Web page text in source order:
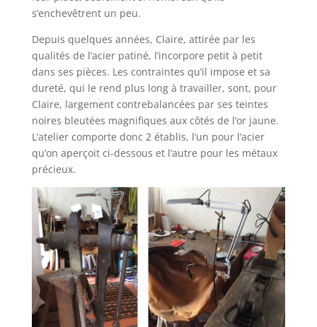
s’enchevêtrent un peu.
Depuis quelques années, Claire, attirée par les
qualités de l’acier patiné, l’incorpore petit à petit
dans ses pièces. Les contraintes qu’il impose et sa
dureté, qui le rend plus long à travailler, sont, pour
Claire, largement contrebalancées par ses teintes
noires bleutées magnifiques aux côtés de l’or jaune.
L’atelier comporte donc 2 établis, l’un pour l’acier
qu’on aperçoit ci-dessous et l’autre pour les métaux
précieux.